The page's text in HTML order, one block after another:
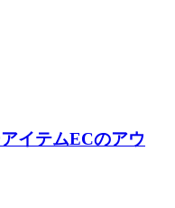
イテムECのアウ